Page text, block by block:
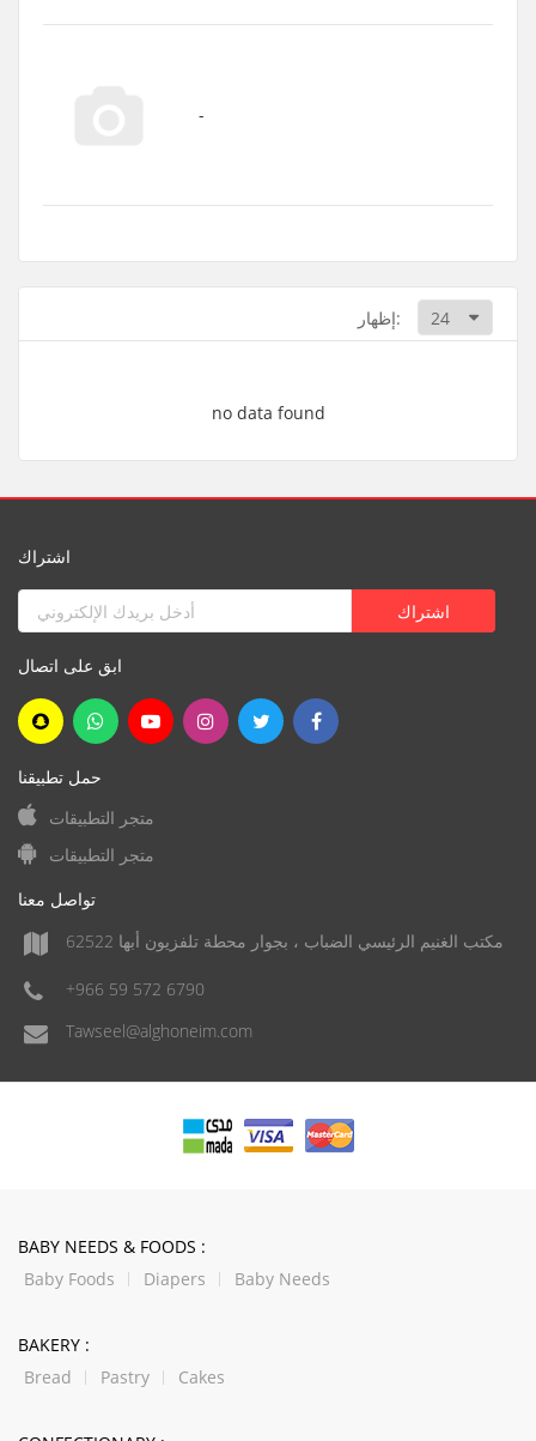
إظهار:
no data found
اشتراك
ابق على اتصال
حمل تطبيقنا
متجر التطبيقات
متجر التطبيقات
تواصل معنا
مكتب الغنيم الرئيسي الضباب ، بجوار محطة تلفزيون أبها 62522
+966 59 572 6790
Tawseel@alghoneim.com
BABY NEEDS & FOODS :
Baby Foods
Diapers Baby Needs
BAKERY :
Bread
Pastry Cakes